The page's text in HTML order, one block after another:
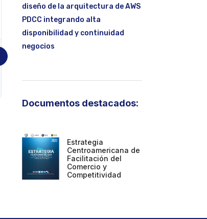
diseño de la arquitectura de AWS
PDCC integrando alta
disponibilidad y continuidad
negocios
Documentos destacados:
Estrategia
Centroamericana de
Facilitación del
Comercio y
Competitividad